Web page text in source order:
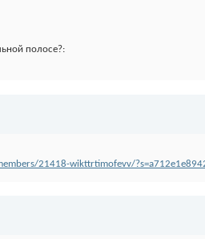
полосе?:
21418-wikttrtimofevv/